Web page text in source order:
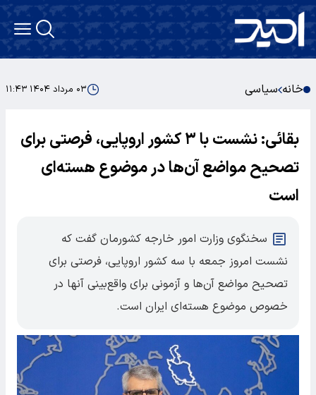
خانه سیاسی ۰۳ مرداد ۱۴۰۴ ۱۱:۴۳
بقائی: نشست با ۳ کشور اروپایی، فرصتی برای
تصحیح مواضع آن‌ها در موضوع هسته‌ای
است
سخنگوی وزارت امور خارجه کشورمان گفت که
نشست امروز جمعه با سه کشور اروپایی، فرصتی برای
تصحیح مواضع آن‌ها و آزمونی برای واقع‌بینی آنها در
خصوص موضوع هسته‌ای ایران است.